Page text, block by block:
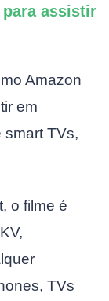
assistir
Amazon
em
smart TVs,
o filme é
TVs